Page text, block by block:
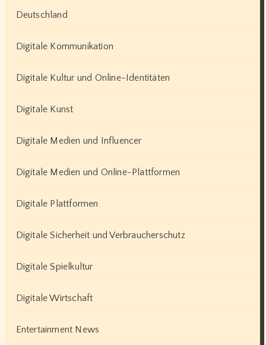
Deutschland
Digitale Kommunikation
Digitale Kultur und Online-Identitäten
Digitale Kunst
Digitale Medien und Influencer
Digitale Medien und Online-Plattformen
Digitale Plattformen
Digitale Sicherheit und Verbraucherschutz
Digitale Spielkultur
Digitale Wirtschaft
Entertainment News